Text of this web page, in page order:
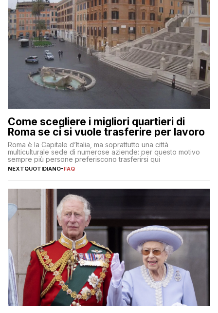
Come scegliere i migliori quartieri di
Roma se ci si vuole trasferire per lavoro
Roma è la Capitale d’Italia, ma soprattutto una città
multiculturale sede di numerose aziende: per questo motivo
sempre più persone preferiscono trasferirsi qui
NEXTQUOTIDIANO-FAQ